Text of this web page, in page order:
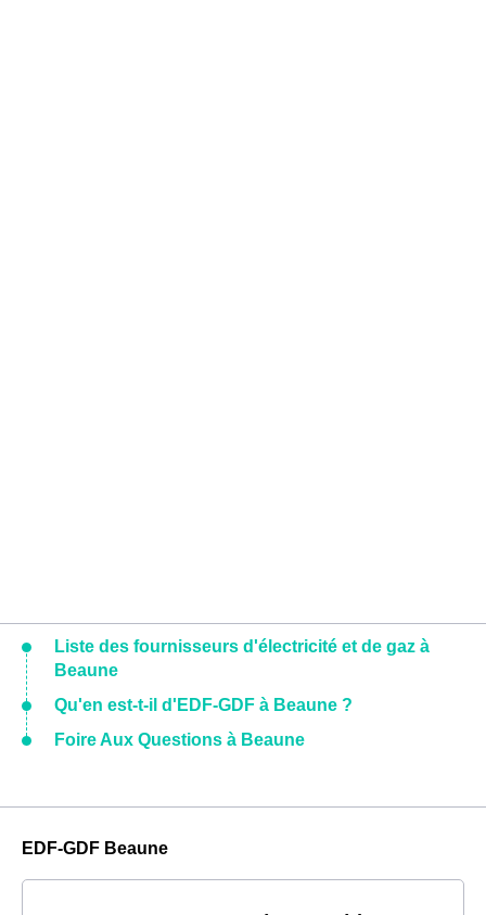
Liste des fournisseurs d'électricité et de gaz à
Beaune
Qu'en est-t-il d'EDF-GDF à Beaune ?
Foire Aux Questions à Beaune
EDF-GDF Beaune